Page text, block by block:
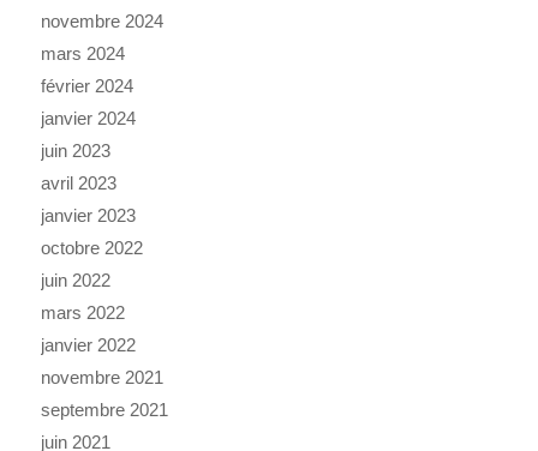
novembre 2024
mars 2024
février 2024
janvier 2024
juin 2023
avril 2023
janvier 2023
octobre 2022
juin 2022
mars 2022
janvier 2022
novembre 2021
septembre 2021
juin 2021